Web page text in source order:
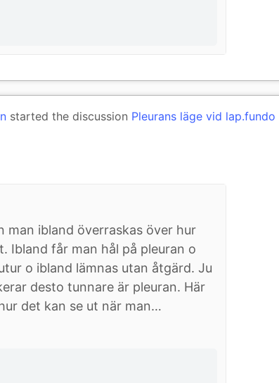
started the discussion Pleurans läge vid lap.fundo
man ibland överraskas över hur
Ibland får man hål på pleuran o
o ibland lämnas utan åtgärd. Ju
desto tunnare är pleuran. Här
det kan se ut när man…